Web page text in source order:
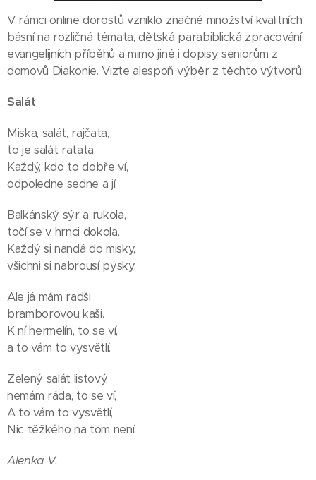
V rámci online dorostů vzniklo značné množství kvalitních
básní na rozličná témata, dětská parabiblická zpracování
evangelijních příběhů a mimo jiné i dopisy seniorům z
domovů Diakonie. Vizte alespoň výběr z těchto výtvorů:
Salát
Miska, salát, rajčata,
to je salát ratata.
Každý, kdo to dobře ví,
odpoledne sedne a jí.
Balkánský sýr a rukola,
točí se v hrnci dokola.
Každý si nandá do misky,
všichni si nabrousí pysky.
Ale já mám radši
bramborovou kaši.
K ní hermelín, to se ví,
a to vám to vysvětlí.
Zelený salát listový,
nemám ráda, to se ví,
A to vám to vysvětlí,
Nic těžkého na tom není.
Alenka V.